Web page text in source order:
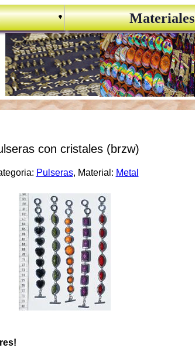
Materiales
con cristales (brzw)
Pulseras, Material: Metal